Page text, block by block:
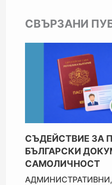
СВЪРЗАНИ
СЪДЕЙСТВИЕ ЗА
БЪЛГАРСКИ
САМОЛИЧНОСТ
АДМИНИСТРАТИВНИ,